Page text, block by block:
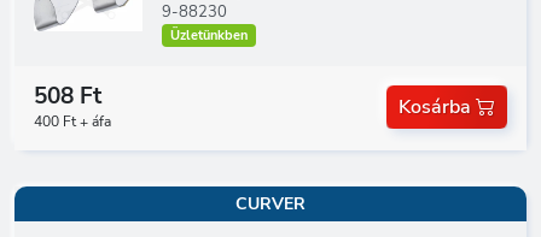
9-88230
Üzletünkben
508 Ft
400 Ft + áfa
Kosárba
CURVER